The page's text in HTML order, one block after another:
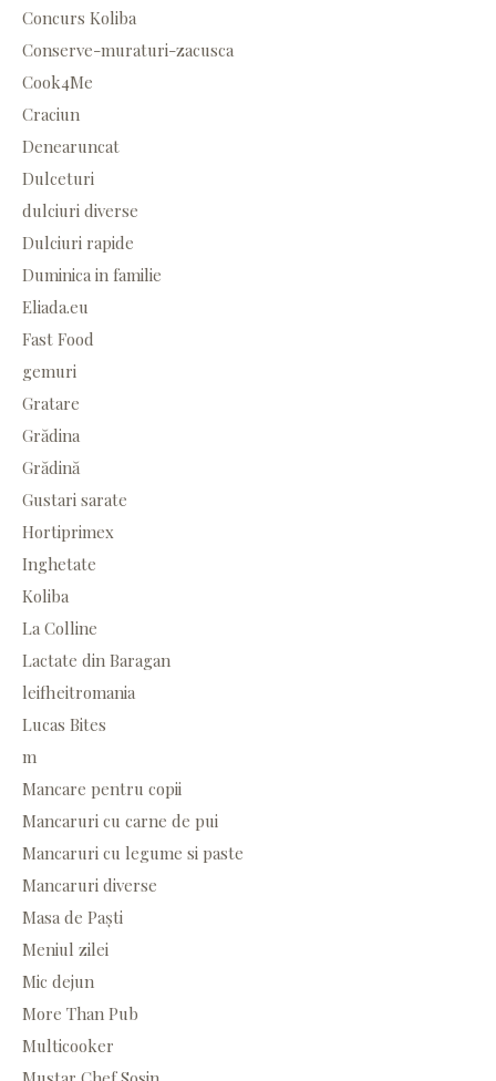
Concurs Koliba
Conserve-muraturi-zacusca
Cook4Me
Craciun
Denearuncat
Dulceturi
dulciuri diverse
Dulciuri rapide
Duminica in familie
Eliada.eu
Fast Food
gemuri
Gratare
Grădina
Grădină
Gustari sarate
Hortiprimex
Inghetate
Koliba
La Colline
Lactate din Baragan
leifheitromania
Lucas Bites
m
Mancare pentru copii
Mancaruri cu carne de pui
Mancaruri cu legume si paste
Mancaruri diverse
Masa de Paști
Meniul zilei
Mic dejun
More Than Pub
Multicooker